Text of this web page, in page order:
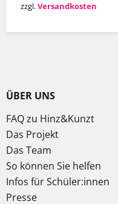
zzgl.Versandkosten
ÜBER UNS
FAQ zu Hinz&Kunzt
Das Projekt
Das Team
So können Sie helfen
Infos für Schüler:innen
Presse